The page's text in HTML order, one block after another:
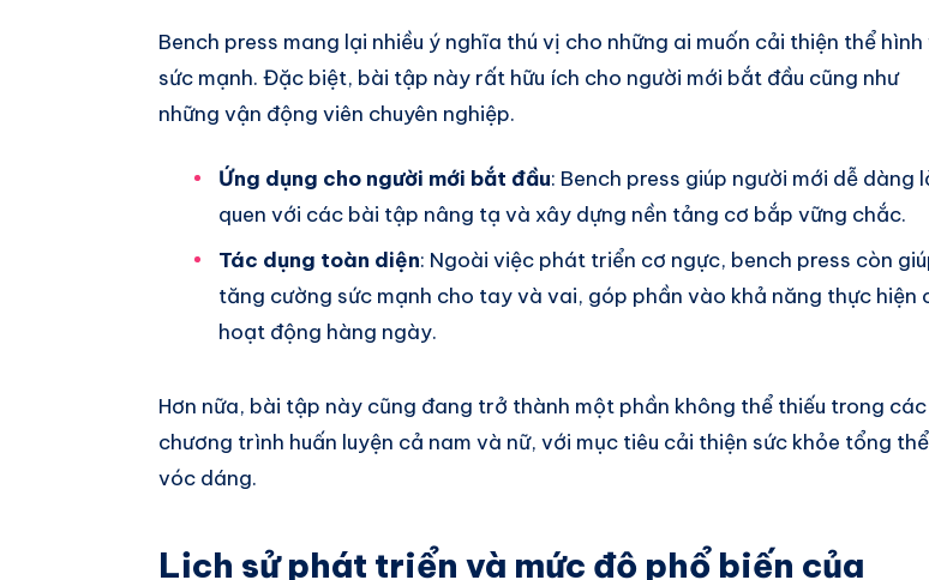
Bench press mang lại nhiều ý nghĩa thú vị cho những ai muốn cải thiện thể hình
sức mạnh. Đặc biệt, bài tập này rất hữu ích cho người mới bắt đầu cũng như
những vận động viên chuyên nghiệp.
Ứng dụng cho người mới bắt đầu: Bench press giúp người mới dễ dàng
quen với các bài tập nâng tạ và xây dựng nền tảng cơ bắp vững chắc.
Tác dụng toàn diện: Ngoài việc phát triển cơ ngực, bench press còn
tăng cường sức mạnh cho tay và vai, góp phần vào khả năng thực hiện
hoạt động hàng ngày.
Hơn nữa, bài tập này cũng đang trở thành một phần không thể thiếu trong các
chương trình huấn luyện cả nam và nữ, với mục tiêu cải thiện sức khỏe tổng
vóc dáng.
Lịch sử phát triển và mức độ phổ biến của